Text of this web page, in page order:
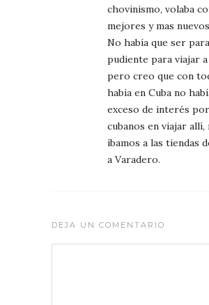
chovinismo, volaba
mejores y mas
No había que ser
pudiente para viajar
pero creo que con
había en Cuba no
exceso de interés
cubanos en viajar
íbamos a las tiendas
a Varadero.
DEJA UN COMENTARIO